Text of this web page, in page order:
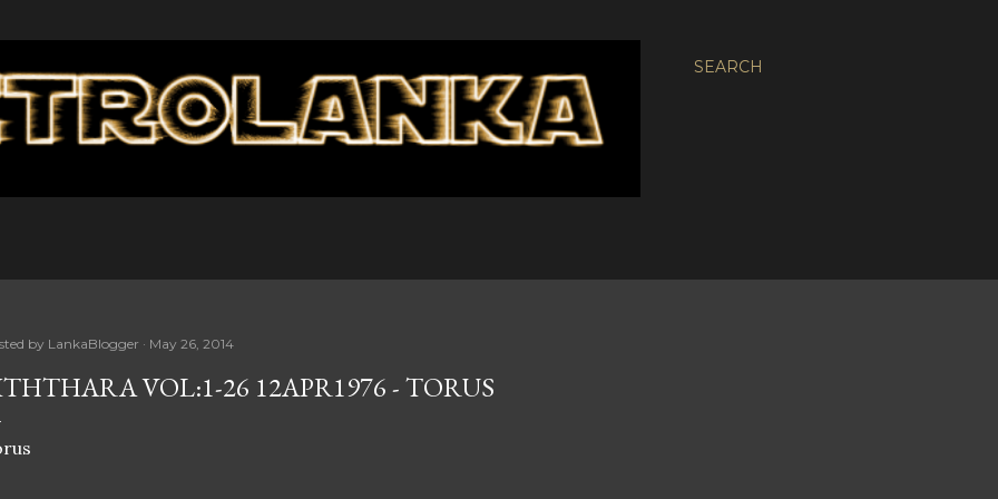
SEARCH
by LankaBlogger May 26, 2014
VOL:1-26 12APR1976 - TORUS